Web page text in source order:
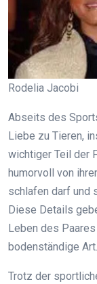
Rodelia Jacobi
Abseits des
Liebe zu Tieren,
wichtiger Teil der
humorvoll von
schlafen darf und
Diese Details
Leben des
bodenständige Art.
Trotz der